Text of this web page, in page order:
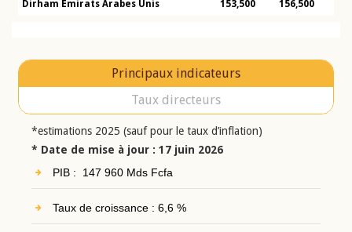
Dirham Emirats Arabes Unis 153,500 156,500
Principaux indicateurs
Taux directeurs
*estimations 2025 (sauf pour le taux d’inflation)
* Date de mise à jour : 17 juin 2026
PIB : 147 960 Mds Fcfa
Taux de croissance : 6,6 %